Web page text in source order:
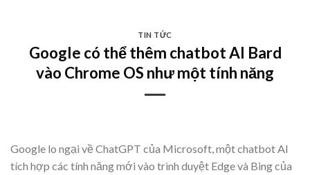
TIN TỨC
Google có thể thêm chatbot AI Bard
vào Chrome OS như một tính năng
Google lo ngại về ChatGPT của Microsoft, một chatbot AI
tích hợp các tính năng mới vào trình duyệt Edge và Bing của